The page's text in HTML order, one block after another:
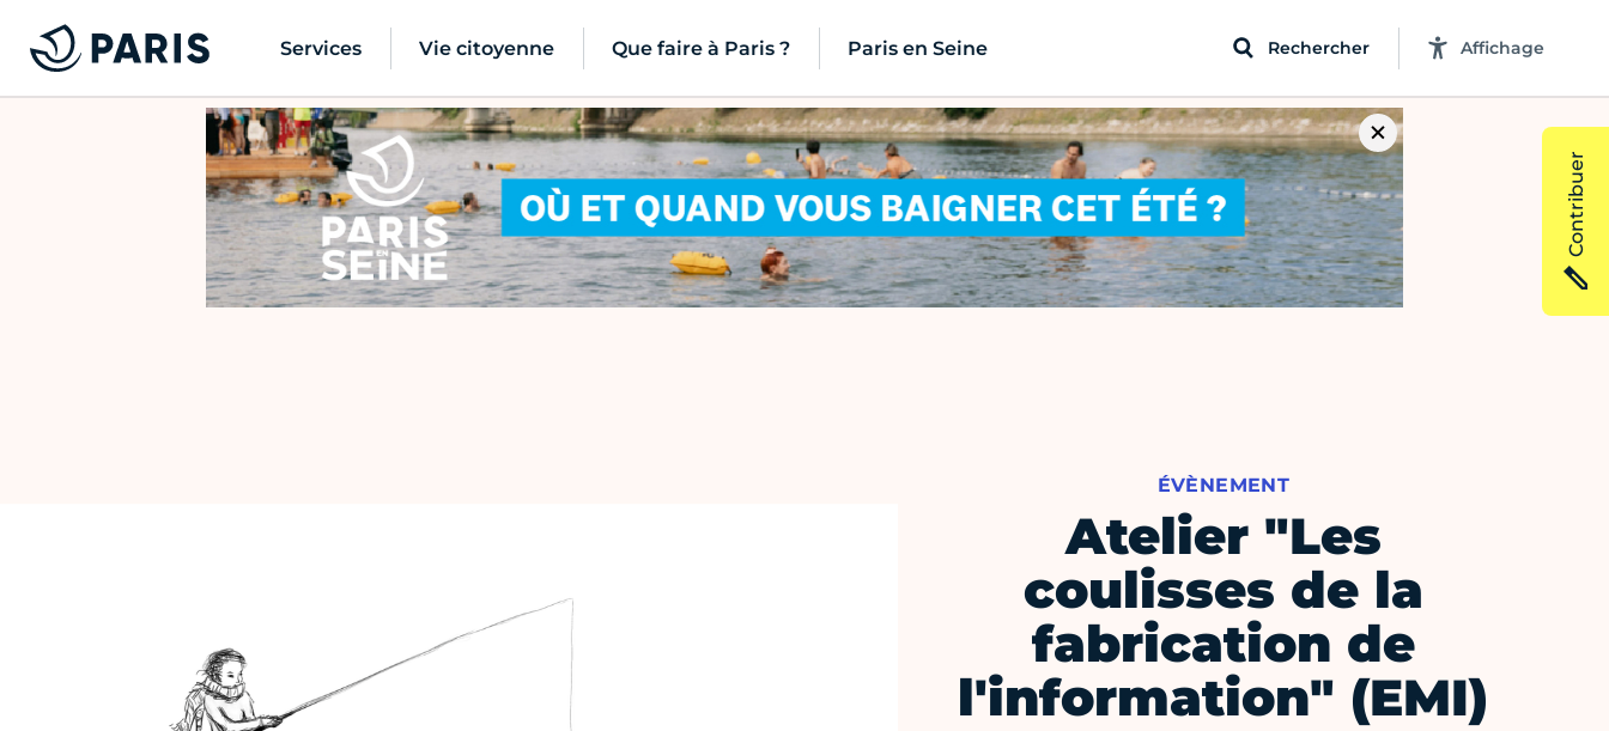
Services Vie citoyenne Que faire à Paris ? Paris en Seine Rechercher Affichage
ÉVÈNEMENT
Atelier "Les
coulisses de la
fabrication de
l'information" (EMI)
Contribuer